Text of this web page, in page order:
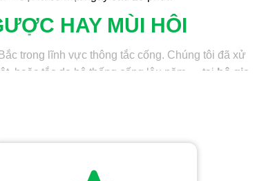
HAY MÙI HÔI
trong lĩnh vực thông tắc cống. Chúng tôi đã xử
hoặc tắc do hệ thống cống lâu năm,… tại hộ gia